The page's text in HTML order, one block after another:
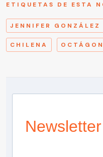
ETIQUETAS DE ESTA
JENNIFER GONZÁLEZ
CHILENA